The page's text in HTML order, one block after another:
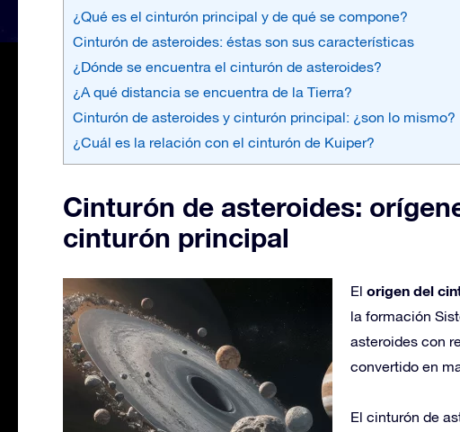
¿Qué es el cinturón principal y de qué se compone?
Cinturón de asteroides: éstas son sus características
¿Dónde se encuentra el cinturón de asteroides?
¿A qué distancia se encuentra de la Tierra?
Cinturón de asteroides y cinturón principal: ¿son lo mismo?
¿Cuál es la relación con el cinturón de Kuiper?
Cinturón de asteroides:
cinturón principal
El origen del
la formación
asteroides con
convertido en
El cinturón de